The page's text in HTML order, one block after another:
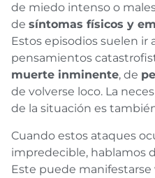
de miedo intenso o
de síntomas físicos y
Estos episodios suelen ir
pensamientos
muerte inminente, de
de volverse loco. La
de la situación es
Cuando estos ataques
impredecible, hablamos
Este puede manifestarse